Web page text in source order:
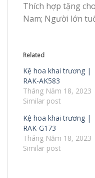
Thích hợp tặng
Nam; Người lớn
Related
Kệ hoa khai trương |
RAK-AK583
Tháng Năm 18, 2023
Similar post
Kệ hoa khai trương |
RAK-G173
Tháng Năm 18, 2023
Similar post